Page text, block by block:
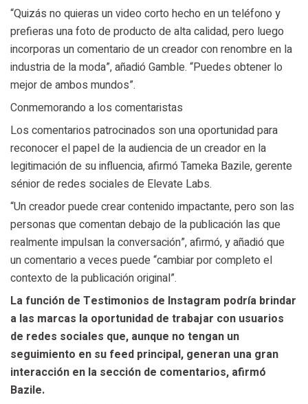
“Quizás no quieras un video corto hecho en un teléfono y
prefieras una foto de producto de alta calidad, pero luego
incorporas un comentario de un creador con renombre en la
industria de la moda”, añadió Gamble. “Puedes obtener lo
mejor de ambos mundos”.
Conmemorando a los comentaristas
Los comentarios patrocinados son una oportunidad para
reconocer el papel de la audiencia de un creador en la
legitimación de su influencia, afirmó Tameka Bazile, gerente
sénior de redes sociales de Elevate Labs.
“Un creador puede crear contenido impactante, pero son las
personas que comentan debajo de la publicación las que
realmente impulsan la conversación”, afirmó, y añadió que
un comentario a veces puede “cambiar por completo el
contexto de la publicación original”.
La función de Testimonios de Instagram podría brindar
a las marcas la oportunidad de trabajar con usuarios
de redes sociales que, aunque no tengan un
seguimiento en su feed principal, generan una gran
interacción en la sección de comentarios, afirmó
Bazile.